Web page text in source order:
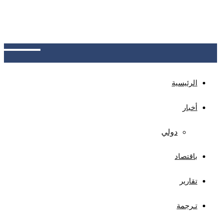
الرئيسية
أخبار
دولي
باقتصاد
تقارير
تـرجمة